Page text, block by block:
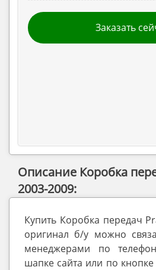
Заказать
Описание Коробка
2003-2009:
Купить Коробка передач
оригинал б/у можно
менеджерами по
шапке сайта или по кнопке